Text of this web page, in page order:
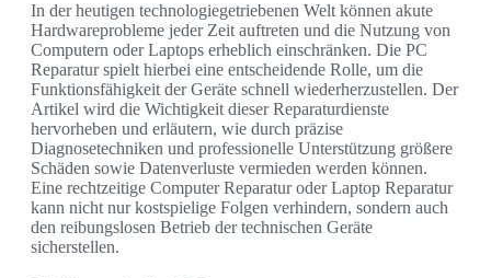
In der heutigen technologiegetriebenen Welt können akute
Hardwareprobleme jeder Zeit auftreten und die Nutzung von
Computern oder Laptops erheblich einschränken. Die PC
Reparatur spielt hierbei eine entscheidende Rolle, um die
Funktionsfähigkeit der Geräte schnell wiederherzustellen. Der
Artikel wird die Wichtigkeit dieser Reparaturdienste
hervorheben und erläutern, wie durch präzise
Diagnosetechniken und professionelle Unterstützung größere
Schäden sowie Datenverluste vermieden werden können.
Eine rechtzeitige Computer Reparatur oder Laptop Reparatur
kann nicht nur kostspielige Folgen verhindern, sondern auch
den reibungslosen Betrieb der technischen Geräte
sicherstellen.